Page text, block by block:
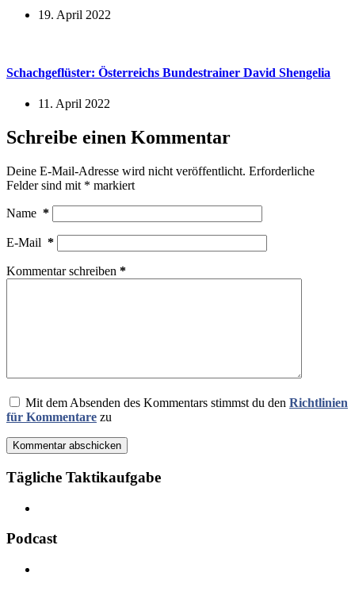
19. April 2022
Schachgeflüster: Österreichs Bundestrainer David Shengelia
11. April 2022
Schreibe einen Kommentar
Deine E-Mail-Adresse wird nicht veröffentlicht. Erforderliche
Felder sind mit * markiert
Name *
E-Mail *
Kommentar schreiben *
Mit dem Absenden des Kommentars stimmst du den Richtlinien
für Kommentare zu
Kommentar abschicken
Tägliche Taktikaufgabe
Podcast